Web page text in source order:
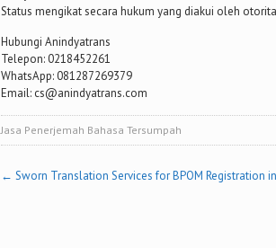
Status mengikat secara hukum yang diakui oleh
Hubungi Anindyatrans
Telepon: 0218452261
WhatsApp: 081287269379
Email: cs@anindyatrans.com
Jasa Penerjemah Bahasa Tersumpah
Post
← Sworn Translation Services for BPOM Registration